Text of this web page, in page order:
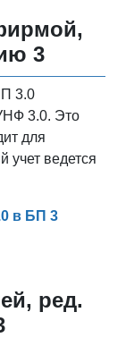
3
3.0
3.0. Это
для
учет ведется
в БП 3
ред.